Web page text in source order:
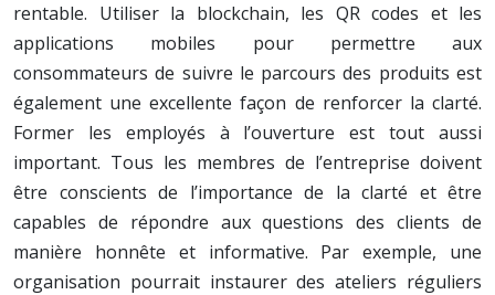
rentable. Utiliser la blockchain, les QR codes et les
applications mobiles pour permettre aux
consommateurs de suivre le parcours des produits est
également une excellente façon de renforcer la clarté.
Former les employés à l’ouverture est tout aussi
important. Tous les membres de l’entreprise doivent
être conscients de l’importance de la clarté et être
capables de répondre aux questions des clients de
manière honnête et informative. Par exemple, une
organisation pourrait instaurer des ateliers réguliers